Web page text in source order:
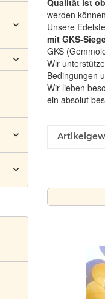
Qualität ist
werden
Unsere
mit GKS-
GKS
Wir
Bedingungen
Wir lieben
ein absolut
Wert